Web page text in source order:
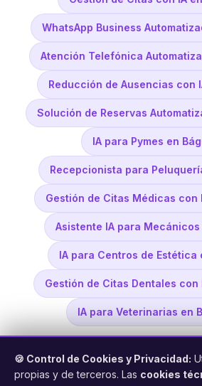
WhatsApp Business
Atención Telefónica
Reducción de Ausencias con
Solución de Reservas
IA para Pymes en
Recepcionista para
Gestión de Citas Médicas con
Asistente IA para Mecánicos
IA para Centros de Estética
Gestión de Citas Dentales con
IA para Veterinarias en
🍪 Control de Cookies y Privacidad:
propias y de terceros. Las cookies